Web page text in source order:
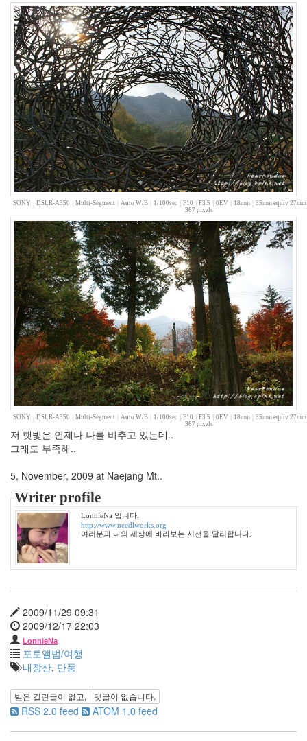
SONY DSLR-A350 Multi-Segment Auto W/B 1/100sec F10 F3.5 0EV 18mm 35mm equiv 27mm
367 pixels
SONY DSLR-A350 Multi-Segment Auto W/B 1/100sec F10 F3.5 0EV 18mm 35mm equiv 27mm
367 pixels
저 햇빛은 언제나 나를 비추고 있는데..
그래도 부족해..
5, November, 2009 at Naejang Mt..
Writer profile
LonnieNa 입니다.
http://www.needlworks.org
여러분과 나의 세상에 바라보는 시선을 달리합니다.
2009/11/29 09:31
2009/12/17 22:03
LonnieNa
포토앨범/여행
내장산, 단풍
받은 걸린글이 없고, 댓글이 없습니다.
RSS 2.0 feed ATOM 1.0 feed
2011
년
7
월
5
2011
년
8
월
1
2011
년
9
월
1
2011
년
10
월
3
2011
년
11
월
3
2011
년
12
월
3
년
1
3
2012
년
2
월
1
2012
3
월
1
2012
년
4
월
1
2012
년